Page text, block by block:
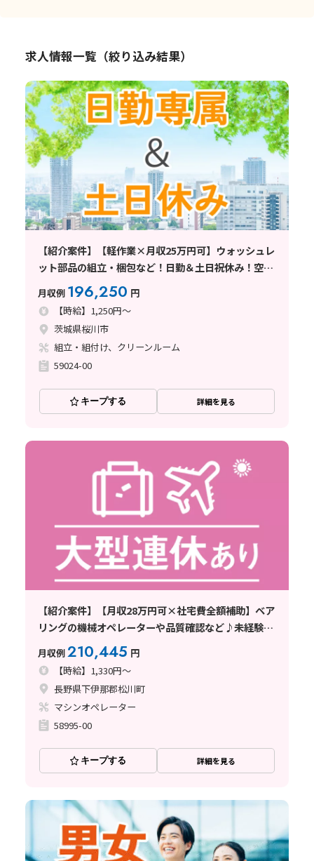
求人情報一覧（絞り込み結果）
【紹介案件】【軽作業×月収25万円可】ウォッシュレ
ット部品の組立・梱包など！日勤＆土日祝休み！空調
月収例 196,250 円
【時給】1,250円～
茨城県桜川市
組立・組付け、クリーンルーム
59024-00
キープする 詳細を見る
【紹介案件】【月収28万円可×社宅費全額補助】ベア
リングの機械オペレーターや品質確認など♪未経験歓
月収例210,445 円
【時給】1,330円～
長野県下伊那郡松川町
マシンオペレーター
58995-00
キープする 詳細を見る